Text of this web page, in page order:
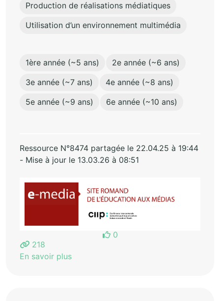
Production de réalisations médiatiques
Utilisation d’un environnement multimédia
1ère année (~5 ans)
2e année (~6 ans)
3e année (~7 ans)
4e année (~8 ans)
5e année (~9 ans)
6e année (~10 ans)
Ressource N°8474 partagée le 22.04.25 à 19:44
- Mise à jour le 13.03.26 à 08:51
0
218
En savoir plus